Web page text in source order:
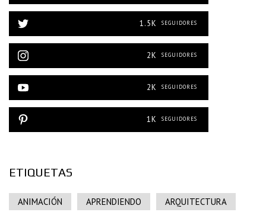
1.5K SEGUIDORES
2K SEGUIDORES
2K SEGUIDORES
1K SEGUIDORES
ETIQUETAS
ANIMACIÓN APRENDIENDO ARQUITECTURA